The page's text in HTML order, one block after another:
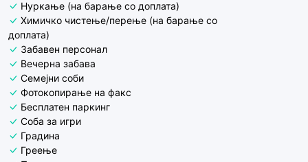
Нуркање (на барање со доплата)
Химичко чистење/перење (на барање со
доплата)
Забавен персонал
Вечерна забава
Семејни соби
Фотокопирање на факс
Бесплатен паркинг
Соба за игри
Градина
Греење